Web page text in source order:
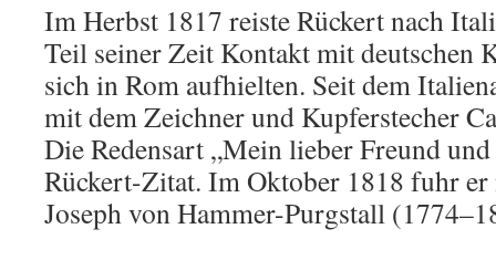
Im Herbst 1817 reiste Rückert nach
Teil seiner Zeit Kontakt mit deutschen
sich in Rom aufhielten. Seit dem
mit dem Zeichner und Kupferstecher
Die Redensart „Mein lieber Freund
Rückert-Zitat. Im Oktober 1818 fuhr er
Joseph von Hammer-Purgstall